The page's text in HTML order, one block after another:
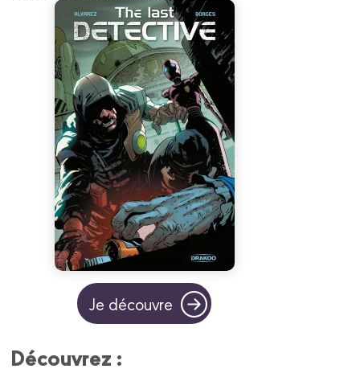
Je découvre
Découvrez :